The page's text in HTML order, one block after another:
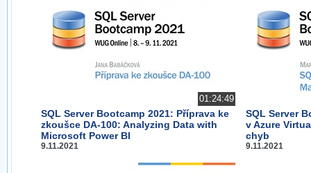
01:24:49
SQL Server Bootcamp 2021: Příprava ke
zkoušce DA-100: Analyzing Data with
Microsoft Power BI
9.11.2021
SQL Server
v Azure
chyb
9.11.2021